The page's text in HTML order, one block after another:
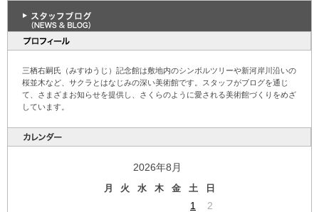
三栖右嗣氏（みすゆうじ）記念館は敷地内のシンボルツリーや新河岸川沿いの
桜並木など、サクラとはなじみの深い美術館です。スタッフがブログを通じ
て、さまざまお知らせを提供し、さくらのように愛される美術館づくりをめざ
しています。
2026年8月
月 火 水 木 金 土 日
1
2